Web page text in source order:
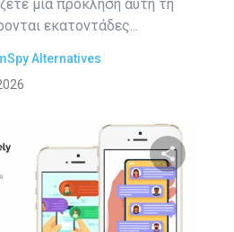
μια πρόκληση αυτή τη
εκατοντάδες...
Alternatives